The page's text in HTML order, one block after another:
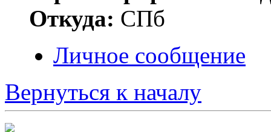
Откуда: СПб
Личное сообщение
Вернуться к началу